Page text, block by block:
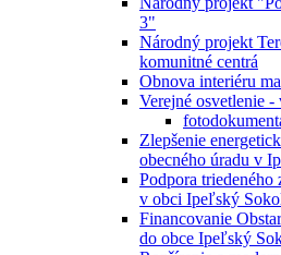
3"
Národný projekt
komunitné centrá
Obnova interiéru
Verejné osvetlenie
Zlepšenie
obecného úradu v
Podpora
v obci Ipeľský
Financovanie
do obce Ipeľský